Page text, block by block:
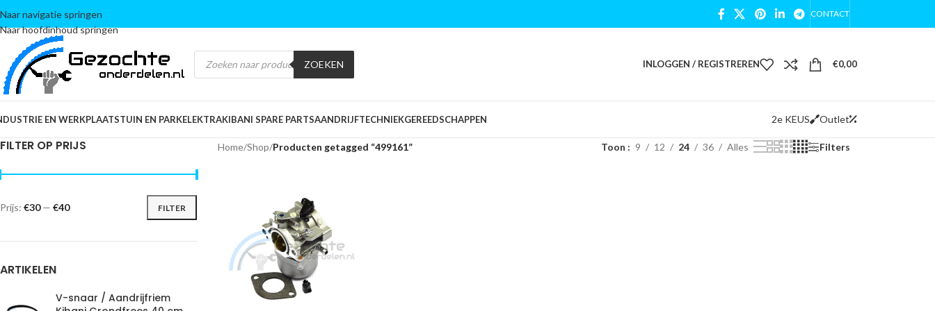
Naar navigatie springen
Naar hoofdinhoud springen
CONTACT
ZOEKEN INLOGGEN / REGISTREREN €0,00
EN WERKPLAATSTUIN EN PARKELEKTRAKIBANI SPARE PARTSAANDRIJFTECHNIEKGEREEDSCHAPPEN 2e KEUS Outlet
FILTER OP PRIJS
FILTER
Prijs: €30— €40
ARTIKELEN
V-snaar / Aandrijfriem
Home/Shop/Producten getagged “499161” Toon 9 12 24 36 Alles Filters